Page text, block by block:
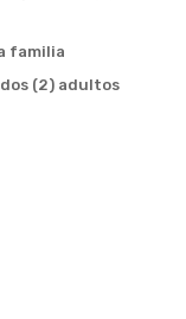
familia
(2) adultos